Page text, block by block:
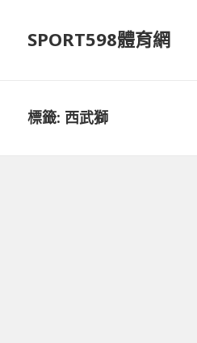
SPORT598體育網
標籤: 西武獅